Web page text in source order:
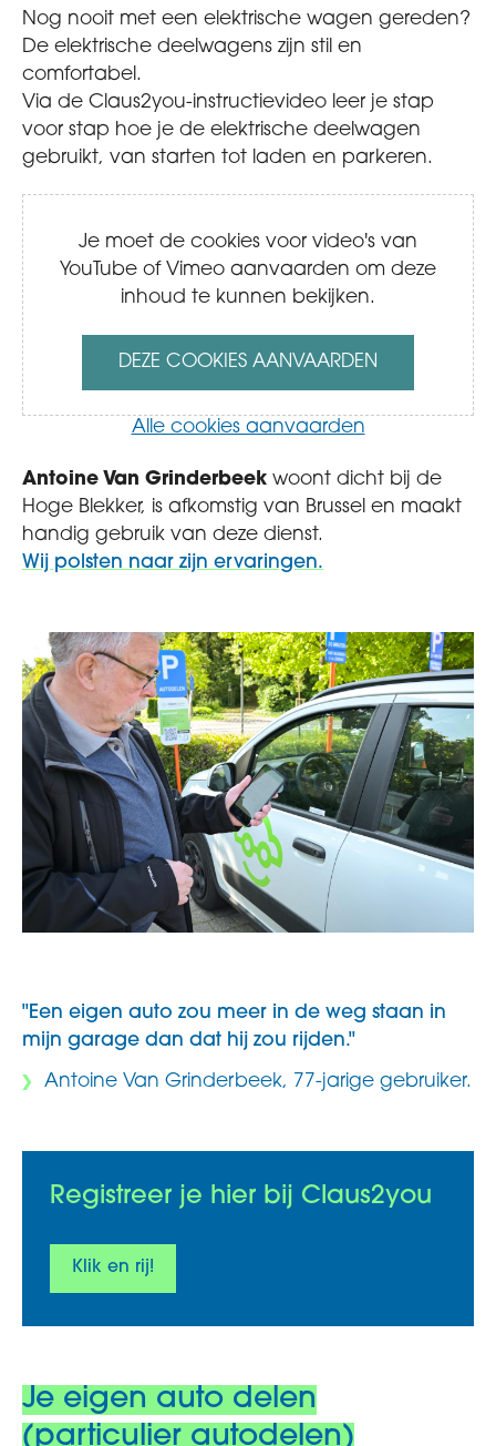
Nog nooit met een elektrische wagen gereden?
De elektrische deelwagens zijn stil en
comfortabel.
Via de Claus2you-instructievideo leer je stap
voor stap hoe je de elektrische deelwagen
gebruikt, van starten tot laden en parkeren.
Je moet de cookies voor video's van
YouTube of Vimeo aanvaarden om deze
inhoud te kunnen bekijken.
DEZE COOKIES AANVAARDEN
Alle cookies aanvaarden
Antoine Van Grinderbeek woont dicht bij de
Hoge Blekker, is afkomstig van Brussel en maakt
handig gebruik van deze dienst.
Wij polsten naar zijn ervaringen.
"Een eigen auto zou meer in de weg staan in
mijn garage dan dat hij zou rijden."
Antoine Van Grinderbeek, 77-jarige gebruiker.
Registreer je hier bij Claus2you
Klik en rij!
Je eigen auto delen
(particulier autodelen)